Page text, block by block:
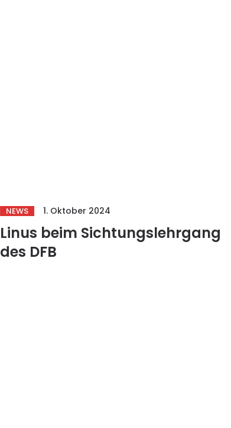
NEWS 1. Oktober 2024
Linus beim Sichtungslehrgang
des DFB